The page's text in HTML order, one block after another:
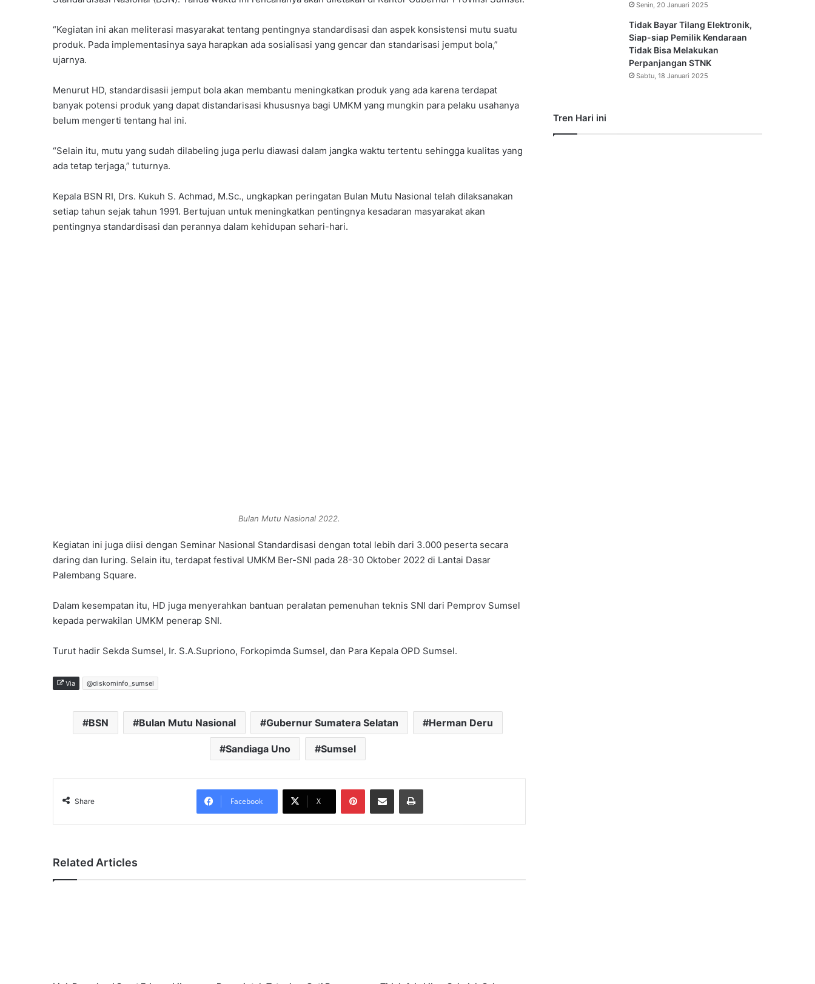
“Kegiatan ini akan meliterasi masyarakat tentang pentingnya standardisasi dan aspek konsistensi mutu suatu
produk. Pada implementasinya saya harapkan ada sosialisasi yang gencar dan standarisasi jemput bola,”
ujarnya.
Menurut HD, standardisasii jemput bola akan membantu meningkatkan produk yang ada karena terdapat
banyak potensi produk yang dapat distandarisasi khususnya bagi UMKM yang mungkin para pelaku usahanya
belum mengerti tentang hal ini.
“Selain itu, mutu yang sudah dilabeling juga perlu diawasi dalam jangka waktu tertentu sehingga kualitas yang
ada tetap terjaga,” tuturnya.
Kepala BSN RI, Drs. Kukuh S. Achmad, M.Sc., ungkapkan peringatan Bulan Mutu Nasional telah dilaksanakan
setiap tahun sejak tahun 1991. Bertujuan untuk meningkatkan pentingnya kesadaran masyarakat akan
pentingnya standardisasi dan perannya dalam kehidupan sehari-hari.
Bulan Mutu Nasional 2022.
Kegiatan ini juga diisi dengan Seminar Nasional Standardisasi dengan total lebih dari 3.000 peserta secara
daring dan luring. Selain itu, terdapat festival UMKM Ber-SNI pada 28-30 Oktober 2022 di Lantai Dasar
Palembang Square.
Dalam kesempatan itu, HD juga menyerahkan bantuan peralatan pemenuhan teknis SNI dari Pemprov Sumsel
kepada perwakilan UMKM penerap SNI.
Turut hadir Sekda Sumsel, Ir. S.A.Supriono, Forkopimda Sumsel, dan Para Kepala OPD Sumsel.
Via @diskominfo_sumsel
BSN Bulan Mutu Nasional Gubernur Sumatera Selatan Herman Deru
Sandiaga Uno Sumsel
Share Facebook X
PinterestShare via Email Print
Related Articles
Senin, 20 Januari 2025
Tidak Bayar Tilang Elektronik,
Siap-siap Pemilik Kendaraan
Tidak Bisa Melakukan
Perpanjangan STNK
Sabtu, 18 Januari 2025
Tren Hari ini